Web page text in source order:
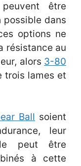
peuvent être
possible dans
options ne
résistance au
alors 3-80
trois lames et
Ball soient
leur
peut être
à cette